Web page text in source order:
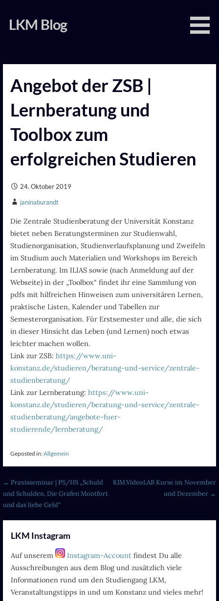
Inhalt
springen
LKM Blog
Angebot der ZSB |
Lernberatung und
Toolbox zum
erfolgreichen Studieren
24. Oktober 2019
janinaburandt
Die Zentrale Studienberatung der Universität Konstanz
bietet neben Beratungsterminen zur Studienwahl,
Studienorganisation, Studienverlaufsplanung und Zweifeln
im Studium auch Materialien und Workshops im Bereich
Lernberatung. Im ILIAS sowie (nach Anmeldung auf der
Webseite) in der „Toolbox“ findet ihr eine Sammlung von
pdfs mit hilfreichen Hinweisen zum universitären Lernen,
praktische Listen, Kalender und Tabellen zur
Semesterorganisation. Für Erstsemester und alle, die sich
in dieser Hinsicht das Leben (und Lernen) noch etwas
leichter machen wollen.
Link zur ZSB: https://www.uni-
konstanz.de/studieren/beratung-und-service/zentrale-
studienberatung/
Link zur Lernberatung: https://www.uni-
konstanz.de/studieren/beratung-und-service/zentrale-
studienberatung/angebote-fuer-
studierende/lernberatung/
Geposted in:Allgemein
Beitragsnavigation
← Praxisseminar | PS/HS „Schuld
und Schulden. Die Grafen Montfort
und das liebe Geld“
KIM.VideoLAB Kurse im November
und Dezember →
LKM Instagram
Auf unserem Instagram-Account findest Du alle
Ausschreibungen aus dem Blog und zusätzlich viele
Informationen rund um den Studiengang LKM,
Veranstaltungstipps in und um Konstanz und vieles mehr!